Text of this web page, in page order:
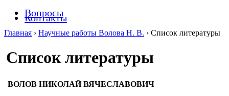
Вопросы
Контакты
Главная › Научные работы Волова Н. В. › Список литературы
Список литературы
ВОЛОВ НИКОЛАЙ ВЯЧЕСЛАВОВИЧ